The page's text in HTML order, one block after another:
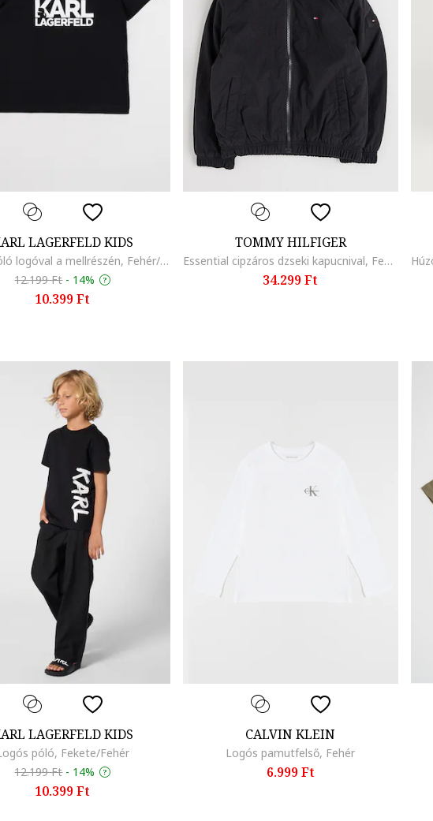
LAGERFELD KIDS
Pamutpóló logóval a mellrészén, Fehér/Fekete
12.199 Ft - 14%
10.399 Ft
TOMMY HILFIGER
Essential cipzáros dzseki kapucnival, Fekete
34.299 Ft
LAGERFELD KIDS
póló, Fekete/Fehér
12.199 Ft - 14%
10.399 Ft
CALVIN KLEIN
Logós pamutfelső, Fehér
6.999 Ft